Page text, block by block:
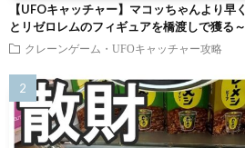
【UFOキャッチャー】マコッちゃんより早
とリゼロレムのフィギュアを橋渡しで獲る～
クレーンゲーム・UFOキャッチャー攻略